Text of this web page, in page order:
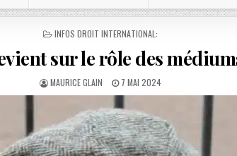
POSTED
INFOS DROIT INTERNATIONAL:
sur le rôle des
AUTHOR:
MAURICE GLAIN
PUBLISHED
DATE:
7 MAI 2024